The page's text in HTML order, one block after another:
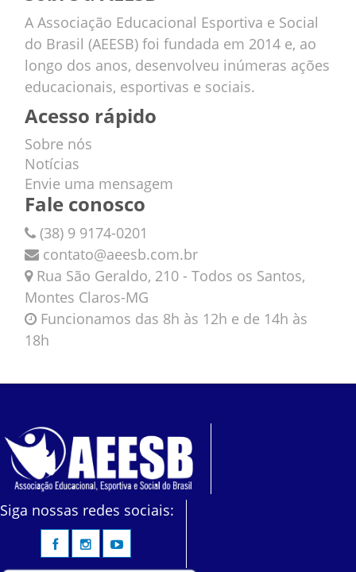
A Associação Educacional Esportiva e Social
do Brasil (AEESB) foi fundada em 2014 e, ao
longo dos anos, desenvolveu inúmeras ações
educacionais, esportivas e sociais.
Acesso rápido
Sobre nós
Notícias
Envie uma mensagem
Fale conosco
(38) 9 9174-0201
contato@aeesb.com.br
Rua São Geraldo, 210 - Todos os Santos,
Montes Claros-MG
Funcionamos das 8h às 12h e de 14h às
18h
Siga nossas redes sociais: